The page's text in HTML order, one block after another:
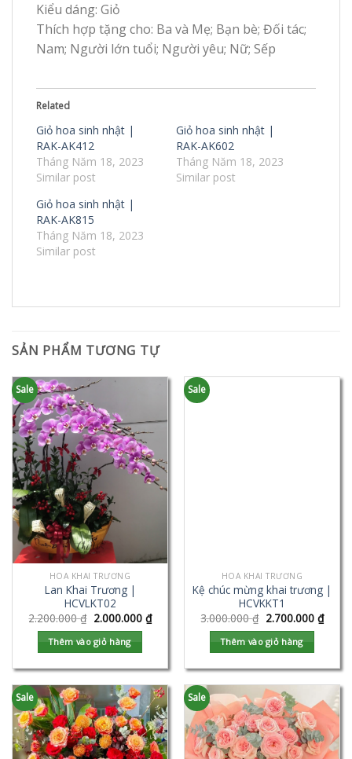
Kiểu dáng: Giỏ
Thích hợp tặng cho: Ba và Mẹ; Bạn bè; Đối tác;
Nam; Người lớn tuổi; Người yêu; Nữ; Sếp
Related
Giỏ hoa sinh nhật |
RAK-AK412
Tháng Năm 18, 2023
Similar post
Giỏ hoa sinh nhật |
RAK-AK602
Tháng Năm 18, 2023
Similar post
Giỏ hoa sinh nhật |
RAK-AK815
Tháng Năm 18, 2023
Similar post
SẢN PHẨM TƯƠNG TỰ
Sale
HOA KHAI TRƯƠNG
Lan Khai Trương |
HCVLKT02
2.200.000₫ 2.000.000 ₫
Thêm vào giỏ hàng
Sale
HOA KHAI TRƯƠNG
Kệ chúc mừng khai trương |
HCVKKT1
3.000.000₫ 2.700.000 ₫
Thêm vào giỏ hàng
Sale Sale